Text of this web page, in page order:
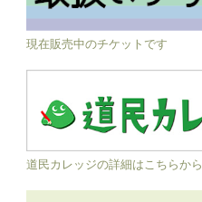
現在販売中のチケットです
道民カレッジの詳細はこちらから